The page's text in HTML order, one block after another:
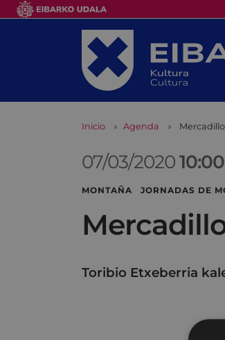
Inicio Agenda
07/03/202010:00
MONTAÑA JORNADAS DE
Toribio Etxeberria